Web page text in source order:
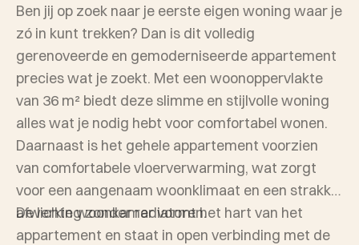
Ben jij op zoek naar je eerste eigen woning waar je
zó in kunt trekken? Dan is dit volledig
gerenoveerde en gemoderniseerde appartement
precies wat je zoekt. Met een woonoppervlakte
van 36 m² biedt deze slimme en stijlvolle woning
alles wat je nodig hebt voor comfortabel wonen.
Daarnaast is het gehele appartement voorzien
van comfortabele vloerverwarming, wat zorgt
voor een aangenaam woonklimaat en een strakke
afwerking zonder radiatoren.
De lichte woonkamer vormt het hart van het
appartement en staat in open verbinding met de